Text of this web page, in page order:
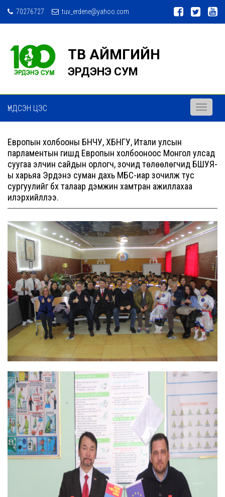
70276727 tuv_erdene@yahoo.com
ТӨВ АЙМГИЙН
ЭРДЭНЭ СУМ
ҮНДСЭН ЦЭС
Toggle
Европын холбооны БНЧУ, ХБНГУ, Итали улсын
парламентын гишүүд Европын холбооноос Монгол улсад
суугаа элчин сайдын орлогч, зочид төлөөлөгчид БШУЯ-
ы харьяа Эрдэнэ суман дахь МБС-иар зочилж тус
сургуулийг бүх талаар дэмжин хамтран ажиллахаа
илэрхийллээ.